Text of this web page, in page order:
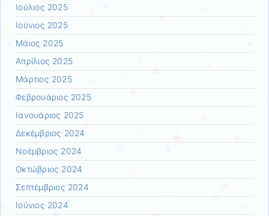
Ιούλιος 2025
Ιούνιος 2025
Μάιος 2025
Απρίλιος 2025
Μάρτιος 2025
Φεβρουάριος 2025
Ιανουάριος 2025
Δεκέμβριος 2024
Νοέμβριος 2024
Οκτώβριος 2024
Σεπτέμβριος 2024
Ιούνιος 2024